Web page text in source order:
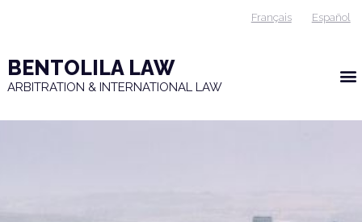
Français Español
BENTOLILA LAW
ARBITRATION & INTERNATIONAL LAW